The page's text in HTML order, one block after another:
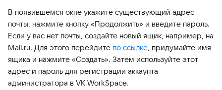
В появившемся окне укажите существующий адрес
почты, нажмите кнопку «Продолжить» и введите пароль.
Если у вас нет почты, создайте новый ящик, например, на
Mail.ru. Для этого перейдите по ссылке, придумайте имя
ящика и нажмите «Создать». Затем используйте этот
адрес и пароль для регистрации аккаунта
администратора в VK WorkSpace.